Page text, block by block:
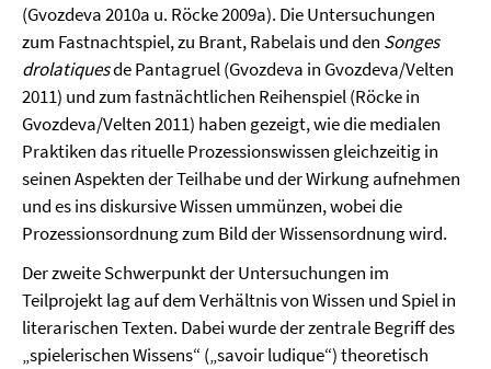
(Gvozdeva 2010a u. Röcke 2009a). Die Untersuchungen
zum Fastnachtspiel, zu Brant, Rabelais und den Songes
drolatiquesde Pantagruel (Gvozdeva in Gvozdeva/Velten
2011) und zum fastnächtlichen Reihenspiel (Röcke in
Gvozdeva/Velten 2011) haben gezeigt, wie die medialen
Praktiken das rituelle Prozessionswissen gleichzeitig in
seinen Aspekten der Teilhabe und der Wirkung aufnehmen
und es ins diskursive Wissen ummünzen, wobei die
Prozessionsordnung zum Bild der Wissensordnung wird.
Der zweite Schwerpunkt der Untersuchungen im
Teilprojekt lag auf dem Verhältnis von Wissen und Spiel in
literarischen Texten. Dabei wurde der zentrale Begriff des
„spielerischen Wissens“ („savoir ludique“) theoretisch